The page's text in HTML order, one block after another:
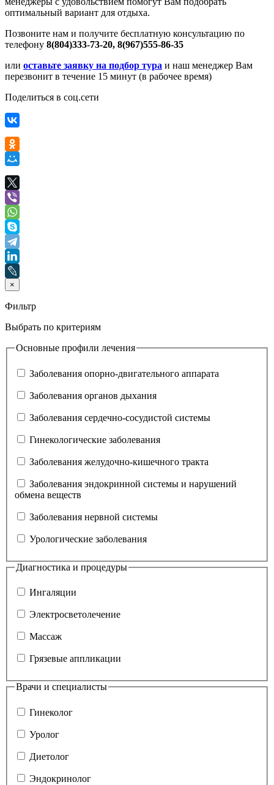
оптимальный вариант для отдыха.
Позвоните нам и получите бесплатную консультацию по
телефону 8(804)333-73-20, 8(967)555-86-35
или оставьте заявку на подбор тура и наш менеджер Вам
перезвонит в течение 15 минут (в рабочее время)
Поделиться в соц.сети
×
Фильтр
Выбрать по критериям
Основные профили лечения
Заболевания опорно-двигательного аппарата
Заболевания органов дыхания
Заболевания сердечно-сосудистой системы
Гинекологические заболевания
Заболевания желудочно-кишечного тракта
Заболевания эндокринной системы и нарушений
обмена веществ
Заболевания нервной системы
Урологические заболевания
Диагностика и процедуры
Ингаляции
Электросветолечение
Массаж
Грязевые аппликации
Врачи и специалисты
Гинеколог
Уролог
Диетолог
Эндокринолог